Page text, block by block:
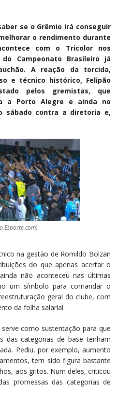
se o Grêmio irá conseguir
o rendimento durante
com o Tricolor nos
Campeonato Brasileiro já
A reação da torcida,
e técnico histórico, Felipão
pelos gremistas, que
a Porto Alegre e ainda no
sábado contra a diretoria e,
Esporte.com)
na gestão de Romildo Bolzan
do que apenas acertar o
não aconteceu nas últimas
um símbolo para comandar o
geral do clube, com
da folha salarial.
como sustentação para que
das categorias de base tenham
Pediu, por exemplo, aumento
tem sido figura bastante
aos gritos. Num deles, criticou
promessas das categorias de